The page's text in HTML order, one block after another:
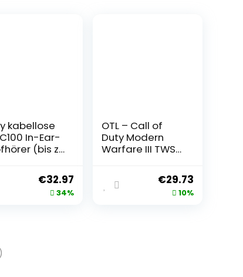
kabellose
In-Ear-
(bis zu
für
klein
€32.97
34%
OTL – Call of
Duty Modern
Warfare III TWS
€29.73
10%